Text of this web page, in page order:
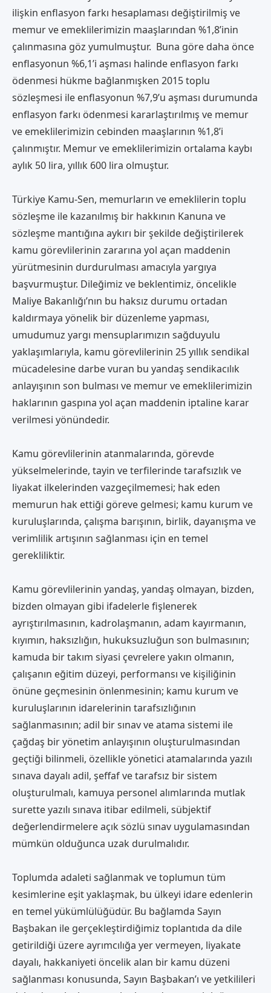
ilişkin enflasyon farkı hesaplaması değiştirilmiş ve
memur ve emeklilerimizin maaşlarından %1,8’inin
çalınmasına göz yumulmuştur. Buna göre daha önce
enflasyonun %6,1’i aşması halinde enflasyon farkı
ödenmesi hükme bağlanmışken 2015 toplu
sözleşmesi ile enflasyonun %7,9’u aşması durumunda
enflasyon farkı ödenmesi kararlaştırılmış ve memur
ve emeklilerimizin cebinden maaşlarının %1,8’i
çalınmıştır. Memur ve emeklilerimizin ortalama kaybı
aylık 50 lira, yıllık 600 lira olmuştur.
Türkiye Kamu-Sen, memurların ve emeklilerin toplu
sözleşme ile kazanılmış bir hakkının Kanuna ve
sözleşme mantığına aykırı bir şekilde değiştirilerek
kamu görevlilerinin zararına yol açan maddenin
yürütmesinin durdurulması amacıyla yargıya
başvurmuştur. Dileğimiz ve beklentimiz, öncelikle
Maliye Bakanlığı’nın bu haksız durumu ortadan
kaldırmaya yönelik bir düzenleme yapması,
umudumuz yargı mensuplarımızın sağduyulu
yaklaşımlarıyla, kamu görevlilerinin 25 yıllık sendikal
mücadelesine darbe vuran bu yandaş sendikacılık
anlayışının son bulması ve memur ve emeklilerimizin
haklarının gaspına yol açan maddenin iptaline karar
verilmesi yönündedir.
Kamu görevlilerinin atanmalarında, görevde
yükselmelerinde, tayin ve terfilerinde tarafsızlık ve
liyakat ilkelerinden vazgeçilmemesi; hak eden
memurun hak ettiği göreve gelmesi; kamu kurum ve
kuruluşlarında, çalışma barışının, birlik, dayanışma ve
verimlilik artışının sağlanması için en temel
gerekliliktir.
Kamu görevlilerinin yandaş, yandaş olmayan, bizden,
bizden olmayan gibi ifadelerle fişlenerek
ayrıştırılmasının, kadrolaşmanın, adam kayırmanın,
kıyımın, haksızlığın, hukuksuzluğun son bulmasının;
kamuda bir takım siyasi çevrelere yakın olmanın,
çalışanın eğitim düzeyi, performansı ve kişiliğinin
önüne geçmesinin önlenmesinin; kamu kurum ve
kuruluşlarının idarelerinin tarafsızlığının
sağlanmasının; adil bir sınav ve atama sistemi ile
çağdaş bir yönetim anlayışının oluşturulmasından
geçtiği bilinmeli, özellikle yönetici atamalarında yazılı
sınava dayalı adil, şeffaf ve tarafsız bir sistem
oluşturulmalı, kamuya personel alımlarında mutlak
surette yazılı sınava itibar edilmeli, sübjektif
değerlendirmelere açık sözlü sınav uygulamasından
mümkün olduğunca uzak durulmalıdır.
Toplumda adaleti sağlanmak ve toplumun tüm
kesimlerine eşit yaklaşmak, bu ülkeyi idare edenlerin
en temel yükümlülüğüdür. Bu bağlamda Sayın
Başbakan ile gerçekleştirdiğimiz toplantıda da dile
getirildiği üzere ayrımcılığa yer vermeyen, liyakate
dayalı, hakkaniyeti öncelik alan bir kamu düzeni
sağlanması konusunda, Sayın Başbakan’ı ve yetkilileri